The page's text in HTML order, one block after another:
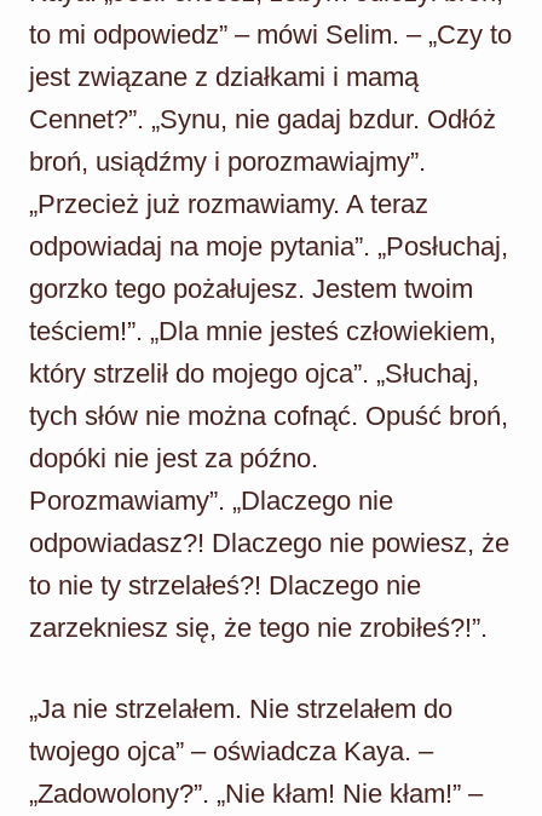
to mi odpowiedz” – mówi Selim. – „Czy to
jest związane z działkami i mamą
Cennet?”. „Synu, nie gadaj bzdur. Odłóż
broń, usiądźmy i porozmawiajmy”.
„Przecież już rozmawiamy. A teraz
odpowiadaj na moje pytania”. „Posłuchaj,
gorzko tego pożałujesz. Jestem twoim
teściem!”. „Dla mnie jesteś człowiekiem,
który strzelił do mojego ojca”. „Słuchaj,
tych słów nie można cofnąć. Opuść broń,
dopóki nie jest za późno.
Porozmawiamy”. „Dlaczego nie
odpowiadasz?! Dlaczego nie powiesz, że
to nie ty strzelałeś?! Dlaczego nie
zarzekniesz się, że tego nie zrobiłeś?!”.
„Ja nie strzelałem. Nie strzelałem do
twojego ojca” – oświadcza Kaya. –
„Zadowolony?”. „Nie kłam! Nie kłam!” –